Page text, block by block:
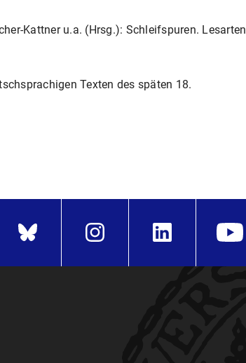
Kattner u.a. (Hrsg.): Schleifspuren. Lesarten
Texten des späten 18.